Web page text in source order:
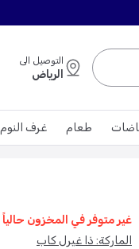
التوصيل الى
الرياض
غرف النوم طعام
غير متوفر في المخزون حالياً
الماركة: ذا غيرل كاب